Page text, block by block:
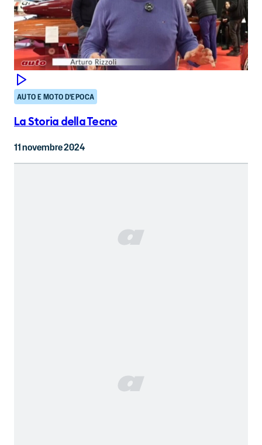
AUTO E MOTO D'EPOCA
La Storia della Tecno
11 novembre 2024